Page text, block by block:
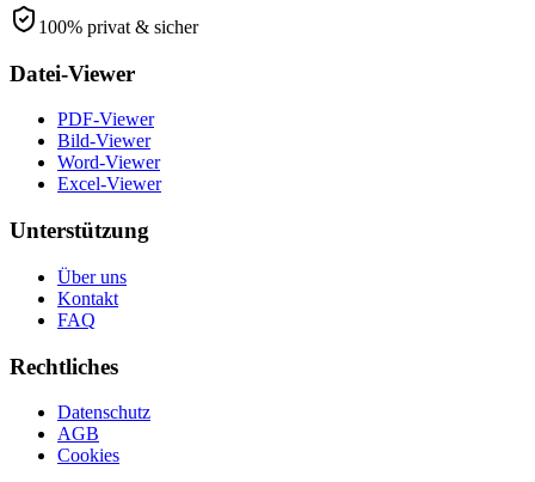
100% privat & sicher
Datei-Viewer
PDF-Viewer
Bild-Viewer
Word-Viewer
Excel-Viewer
Unterstützung
Über uns
Kontakt
FAQ
Rechtliches
Datenschutz
AGB
Cookies